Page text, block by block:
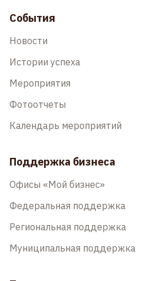
События
Новости
Истории успеха
Мероприятия
Фотоотчеты
Календарь мероприятий
Поддержка бизнеса
Офисы «Мой бизнес»
Федеральная поддержка
Региональная поддержка
Муниципальная поддержка